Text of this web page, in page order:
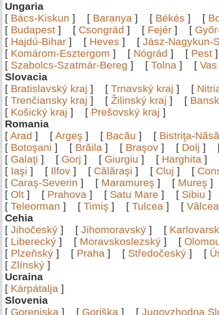
Ungaria
[ Bács-Kiskun ] [ Baranya ] [ Békés ] [
[ Budapest ] [ Csongrád ] [ Fejér ] [
[ Hajdú-Bihar ] [ Heves ] [ Jász-Nagykun-
[ Komárom-Esztergom ] [ Nógrád ] [ Pest
[ Szabolcs-Szatmár-Bereg ] [ Tolna ] [ Vas
Slovacia
[ Bratislavský kraj ] [ Trnavský kraj ] [
[ Trenčiansky kraj ] [ Žilinský kraj ] [
[ Košický kraj ] [ Prešovský kraj ]
Romania
[ Arad ] [ Argeş ] [ Bacău ] [ Bistriţa-
[ Botoşani ] [ Brăila ] [ Braşov ] [ Dolj ]
[ Galaţi ] [ Gorj ] [ Giurgiu ] [ Harghita ]
[ Iaşi ] [ Ilfov ] [ Călăraşi ] [ Cluj ] [
[ Caraş-Severin ] [ Maramureş ] [ Mureş
[ Olt ] [ Prahova ] [ Satu Mare ] [ Sibiu
[ Teleorman ] [ Timiş ] [ Tulcea ] [
Cehia
[ Jihočeský ] [ Jihomoravský ] [
[ Liberecký ] [ Moravskoslezský ] [
[ Plzeňský ] [ Praha ] [ Středočeský ] [
[ Zlínský ]
Ucraina
[ Kárpátalja ]
Slovenia
[ Gorenjska ] [ Goriška ] [ Jugovzhodna